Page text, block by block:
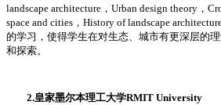
landscape architecture，Urban design theory，
space and cities，History of landscape
的学习，使得学生在对生态、城市有更深层的
和探索。
2.皇家墨尔本理工大学RMIT University